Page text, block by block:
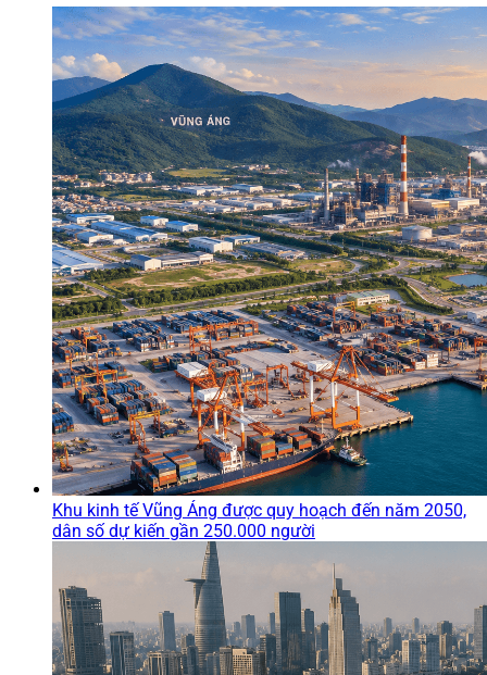
Khu kinh tế Vũng Áng được quy hoạch đến năm 2050,
dân số dự kiến gần 250.000 người